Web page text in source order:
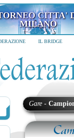
CITTA'
MILANO
IL BRIDGE
Gare -